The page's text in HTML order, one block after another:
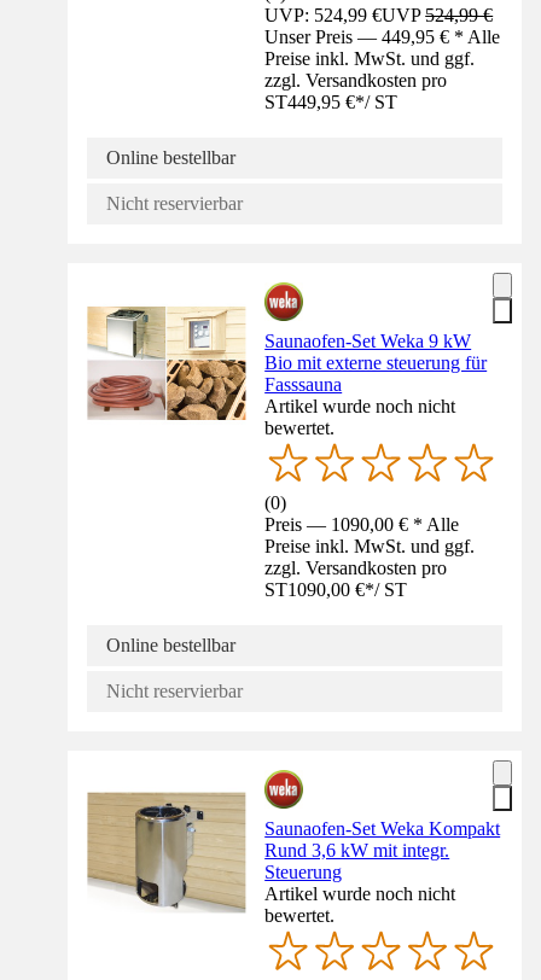
UVP: 524,99 €UVP524,99 €
Unser Preis — 449,95 € * Alle
Preise inkl. MwSt. und ggf.
zzgl. Versandkosten pro
ST449,95 €*/ ST
Online bestellbar
Nicht reservierbar
Saunaofen-Set Weka 9 kW
Bio mit externe steuerung für
Fasssauna
Artikel wurde noch nicht
bewertet.
(0)
Preis — 1090,00 € * Alle
Preise inkl. MwSt. und ggf.
zzgl. Versandkosten pro
ST1090,00 €*/ ST
Online bestellbar
Nicht reservierbar
Saunaofen-Set Weka Kompakt
Rund 3,6 kW mit integr.
Steuerung
Artikel wurde noch nicht
bewertet.